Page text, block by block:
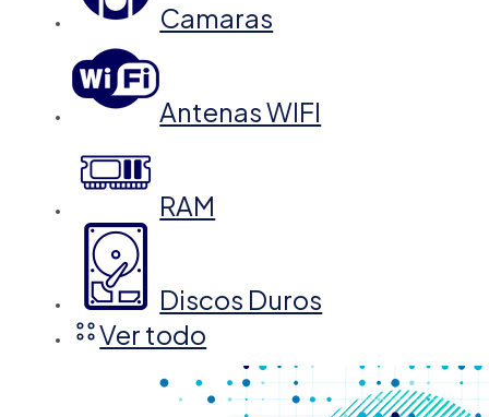
Camaras
Antenas WIFI
RAM
Discos Duros
Ver todo